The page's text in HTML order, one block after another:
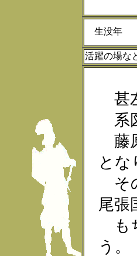
生没年
活躍の場な
甚
系
藤
とな
そ
尾張
も
う。